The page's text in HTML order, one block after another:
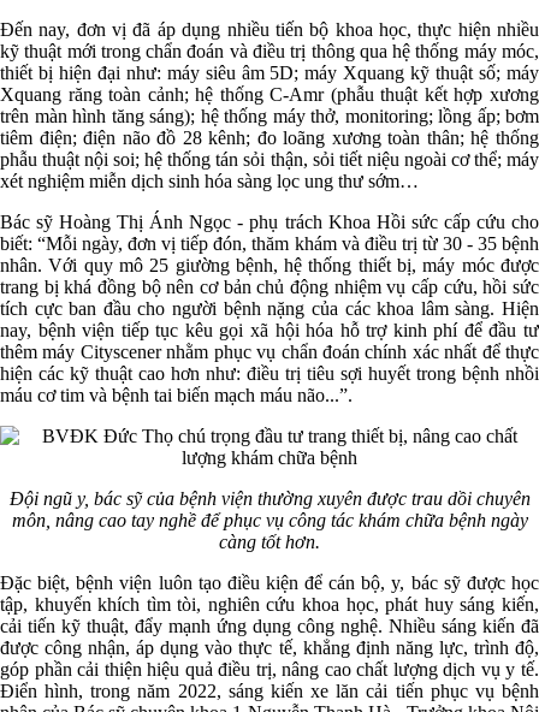
Đến nay, đơn vị đã áp dụng nhiều tiến bộ khoa học, thực hiện nhiều
kỹ thuật mới trong chẩn đoán và điều trị thông qua hệ thống máy móc,
thiết bị hiện đại như: máy siêu âm 5D; máy Xquang kỹ thuật số; máy
Xquang răng toàn cảnh; hệ thống C-Amr (phẫu thuật kết hợp xương
trên màn hình tăng sáng); hệ thống máy thở, monitoring; lồng ấp; bơm
tiêm điện; điện não đồ 28 kênh; đo loãng xương toàn thân; hệ thống
phẫu thuật nội soi; hệ thống tán sỏi thận, sỏi tiết niệu ngoài cơ thể; máy
xét nghiệm miễn dịch sinh hóa sàng lọc ung thư sớm…
Bác sỹ Hoàng Thị Ánh Ngọc - phụ trách Khoa Hồi sức cấp cứu cho
biết: “Mỗi ngày, đơn vị tiếp đón, thăm khám và điều trị từ 30 - 35 bệnh
nhân. Với quy mô 25 giường bệnh, hệ thống thiết bị, máy móc được
trang bị khá đồng bộ nên cơ bản chủ động nhiệm vụ cấp cứu, hồi sức
tích cực ban đầu cho người bệnh nặng của các khoa lâm sàng. Hiện
nay, bệnh viện tiếp tục kêu gọi xã hội hóa hỗ trợ kinh phí để đầu tư
thêm máy Cityscener nhằm phục vụ chẩn đoán chính xác nhất để thực
hiện các kỹ thuật cao hơn như: điều trị tiêu sợi huyết trong bệnh nhồi
máu cơ tim và bệnh tai biến mạch máu não...”.
Đội ngũ y, bác sỹ của bệnh viện thường xuyên được trau dồi chuyên
môn, nâng cao tay nghề để phục vụ công tác khám chữa bệnh ngày
càng tốt hơn.
Đặc biệt, bệnh viện luôn tạo điều kiện để cán bộ, y, bác sỹ được học
tập, khuyến khích tìm tòi, nghiên cứu khoa học, phát huy sáng kiến,
cải tiến kỹ thuật, đẩy mạnh ứng dụng công nghệ. Nhiều sáng kiến đã
được công nhận, áp dụng vào thực tế, khẳng định năng lực, trình độ,
góp phần cải thiện hiệu quả điều trị, nâng cao chất lượng dịch vụ y tế.
Điển hình, trong năm 2022, sáng kiến xe lăn cải tiến phục vụ bệnh